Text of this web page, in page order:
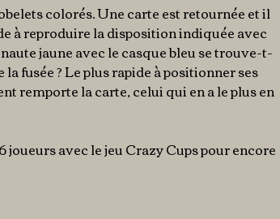
colorés. Une carte est retournée et il
à reproduire la disposition indiquée avec
jaune avec le casque bleu se trouve-t-
fusée ? Le plus rapide à positionner ses
remporte la carte, celui qui en a le plus en
joueurs avec le jeu Crazy Cups pour encore